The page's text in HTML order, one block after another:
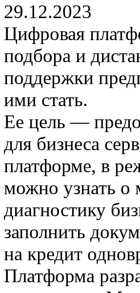
29.12.2023
Цифровая
подбора и
поддержки
ими стать.
Ее цель —
для бизнеса
платформе, в
можно узнать о
диагностику
заполнить
на кредит
Платформа